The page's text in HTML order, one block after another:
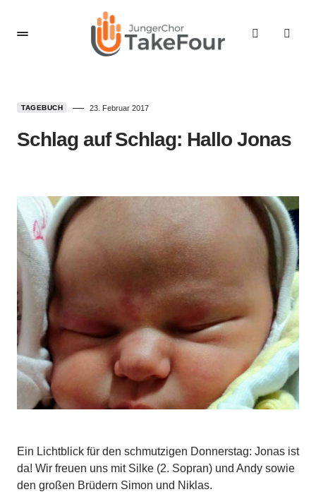
TAGEBUCH 23. Februar 2017
Schlag auf Schlag: Hallo Jonas
Ein Lichtblick für den schmutzigen Donnerstag: Jonas ist
da! Wir freuen uns mit Silke (2. Sopran) und Andy sowie
den großen Brüdern Simon und Niklas.